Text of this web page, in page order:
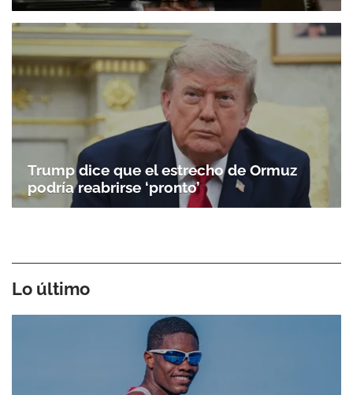
Trump dice que el estrecho de Ormuz
podría reabrirse ‘pronto’
Lo último